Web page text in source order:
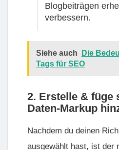
Blogbeiträgen
verbessern.
Siehe auch
Die
Tags für SEO
2. Erstelle & füge
Daten-Markup
Nachdem du deinen
ausgewählt hast, ist der